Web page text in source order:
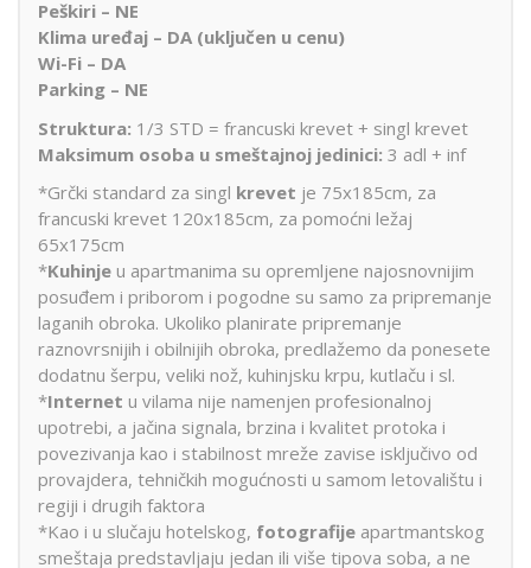
Peškiri – NE
Klima uređaj – DA (uključen u cenu)
Wi-Fi – DA
Parking – NE
Struktura: 1/3 STD = francuski krevet + singl krevet
Maksimum osoba u smeštajnoj jedinici: 3 adl + inf
*Grčki standard za singl krevet je 75x185cm, za
francuski krevet 120x185cm, za pomoćni ležaj
65x175cm
*Kuhinje u apartmanima su opremljene najosnovnijim
posuđem i priborom i pogodne su samo za pripremanje
laganih obroka. Ukoliko planirate pripremanje
raznovrsnijih i obilnijih obroka, predlažemo da ponesete
dodatnu šerpu, veliki nož, kuhinjsku krpu, kutlaču i sl.
*Internet u vilama nije namenjen profesionalnoj
upotrebi, a jačina signala, brzina i kvalitet protoka i
povezivanja kao i stabilnost mreže zavise isključivo od
provajdera, tehničkih mogućnosti u samom letovalištu i
regiji i drugih faktora
*Kao i u slučaju hotelskog, fotografije apartmantskog
smeštaja predstavljaju jedan ili više tipova soba, a ne